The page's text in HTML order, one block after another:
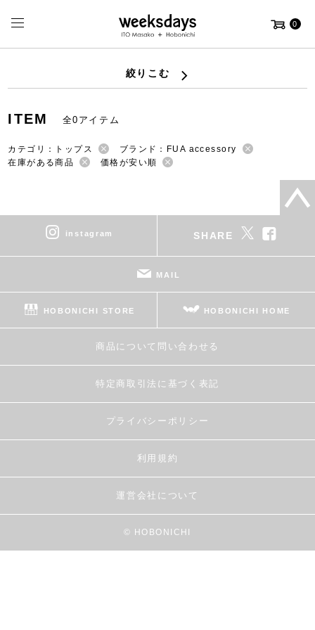
0
絞りこむ
ITEM 全0アイテム
カテゴリ：トップス
ブランド：FUA accessory
在庫がある商品
価格が安い順
instagram SHARE
MAIL
HOBONICHI STORE HOBONICHI HOME
商品について問い合わせる
特定商取引法に基づく表記
プライバシーポリシー
利用規約
運営会社について
© HOBONICHI